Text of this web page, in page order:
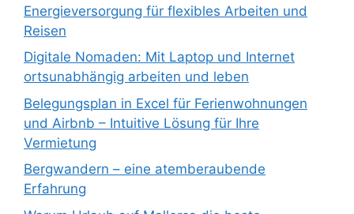
Energieversorgung für flexibles Arbeiten und
Reisen
Digitale Nomaden: Mit Laptop und Internet
ortsunabhängig arbeiten und leben
Belegungsplan in Excel für Ferienwohnungen
und Airbnb – Intuitive Lösung für Ihre
Vermietung
Bergwandern – eine atemberaubende
Erfahrung